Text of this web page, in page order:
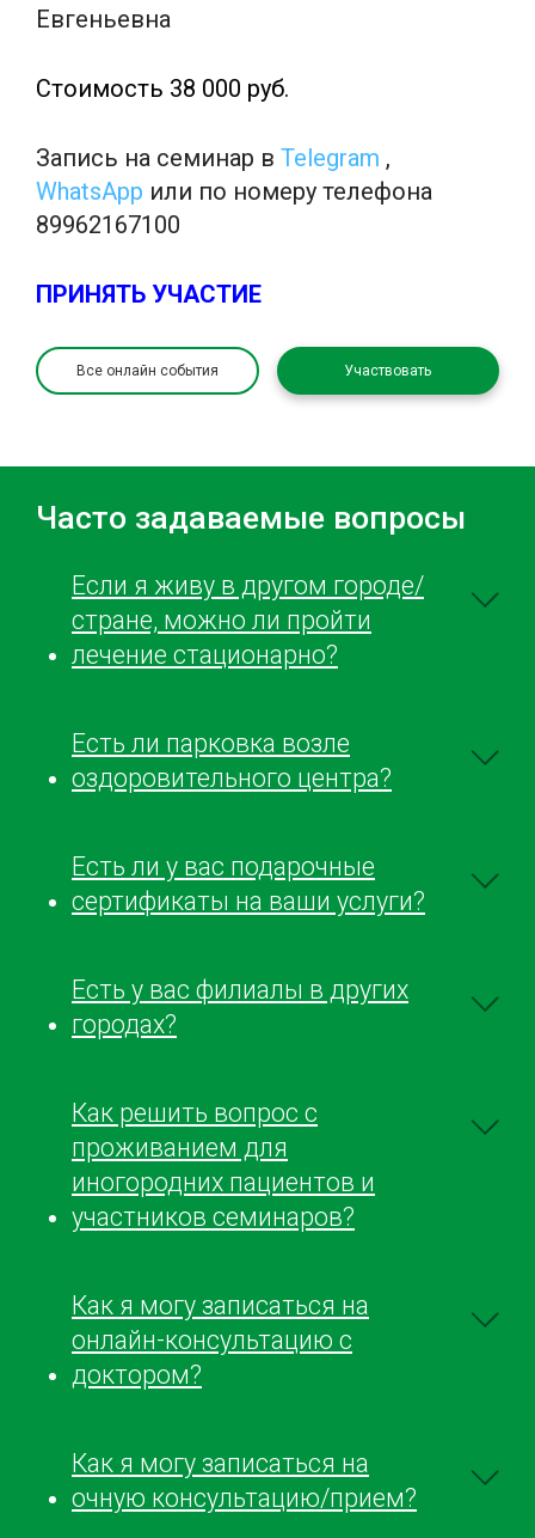
Евгеньевна
Стоимость 38 000 руб.
Запись на семинар в Telegram ,
WhatsApp или по номеру телефона
89962167100
ПРИНЯТЬ УЧАСТИЕ
Все онлайн события Участвовать
Часто задаваемые вопросы
Если я живу в другом городе/
стране, можно ли пройти
лечение стационарно?
Есть ли парковка возле
оздоровительного центра?
Есть ли у вас подарочные
сертификаты на ваши услуги?
Есть у вас филиалы в других
городах?
Как решить вопрос с
проживанием для
иногородних пациентов и
участников семинаров?
Как я могу записаться на
онлайн-консультацию с
доктором?
Как я могу записаться на
очную консультацию/прием?